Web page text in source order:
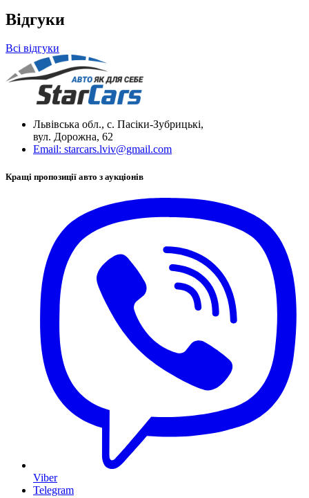
Відгуки
Всі відгуки
Львівська обл., с. Пасіки-Зубрицькі,
вул. Дорожна, 62
Email: starcars.lviv@gmail.com
Кращі пропозиції авто з аукціонів
Viber
Telegram